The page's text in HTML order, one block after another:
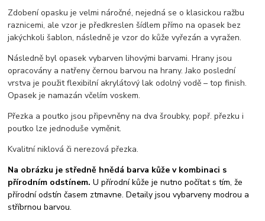
Zdobení opasku je velmi náročné, nejedná se o klasickou ražbu
raznicemi, ale vzor je předkreslen šídlem přímo na opasek bez
jakýchkoli šablon, následně je vzor do kůže vyřezán a vyražen.
Následně byl opasek vybarven lihovými barvami. Hrany jsou
opracovány a natřeny černou barvou na hrany. Jako poslední
vrstva je použit flexibilní akrylátový lak odolný vodě – top finish.
Opasek je namazán včelím voskem.
Přezka a poutko jsou připevněny na dva šroubky, popř. přezku i
poutko lze jednoduše vyměnit.
Kvalitní niklová či nerezová přezka.
Na obrázku je středně hnědá barva kůže v kombinaci s
přírodním odstínem.U přírodní kůže je nutno počítat s tím, že
přírodní odstín časem ztmavne. Detaily jsou vybarveny modrou a
stříbrnou barvou.